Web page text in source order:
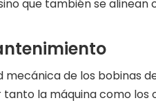
que también se
de los bobinas
la máquina como los